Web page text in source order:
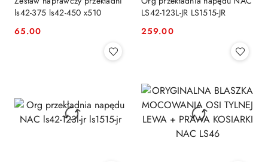
ls42-375 ls42-450 x510
Cena:
65.00
LS42-123L-JR LS1515-JR
Cena:
259.00